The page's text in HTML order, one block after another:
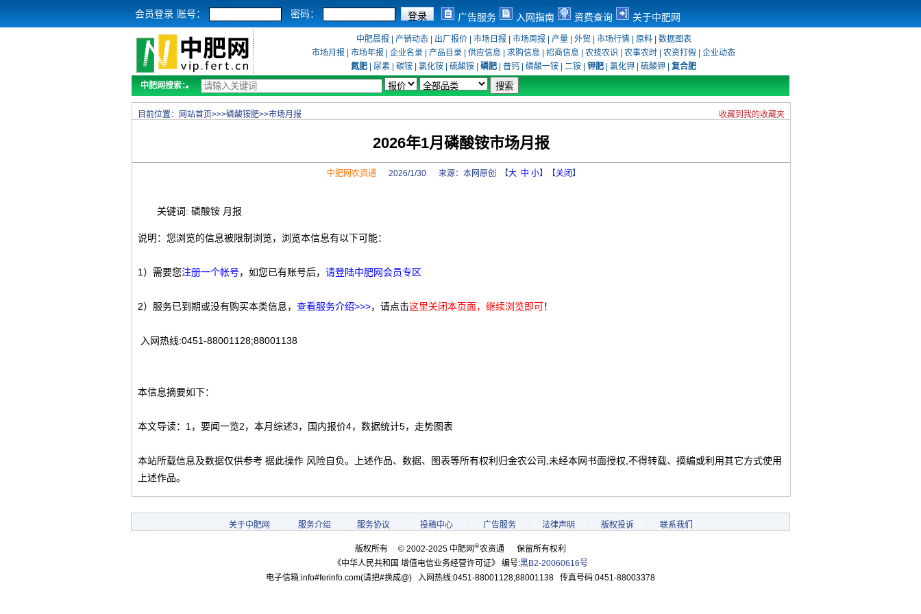
会员登录 账号： 密码： 广告服务 入网指南 资费查询 关于中肥网
中肥晨报 产销动态| 出厂报价| 市场日报 市场周报 产量| 外贸 市场行情| 原料| 数据图表
市场月报
市场年报 企业名录 产品目录 供应信息 求购信息 招商信息 农技农识 农事农时 农资打假
企业动态
氮肥
尿素 碳铵 氯化铵 硫酸铵 磷肥 普钙 磷酸一铵 二铵 钾肥 氯化钾 硫酸钾
复合肥
中肥网搜索：
目前位置： 网站首页>>>磷酸铵肥>>市场月报 收藏到我的收藏夹
2026年1月磷酸铵市场月报
中肥网农资通 2026/1/30 来源： 本网原创 【大 中 小】【关闭】
关键词: 磷酸铵 月报
说明：您浏览的信息被限制浏览，浏览本信息有以下可能：
1）需要您注册一个帐号，如您已有账号后， 请登陆中肥网会员专区
2）服务已到期或没有购买本类信息， 查看服务介绍>>>，请点击这里关闭本页面，继续浏览即可！
入网热线:0451-88001128;88001138
本信息摘要如下：
本文导读：1，要闻一览2，本月综述3，国内报价4，数据统计5，走势图表
本站所载信息及数据仅供参考 据此操作 风险自负。上述作品、数据、图表等所有权利归金农公司,未经本网书面授权,不得转载、摘编或利用其它方式使用
上述作品。
关于中肥网 - 服务介绍 - 服务协议 - 投稿中心 - 广告服务 - 法律声明 - 版权投诉 - 联系我们
版权所有 © 2002-2025 中肥网®农资通 保留所有权利
《中华人民共和国 增值电信业务经营许可证》 编号:黑B2-20060616号
电子信箱:info#ferinfo.com(请把#换成@) 入网热线:0451-88001128;88001138 传真号码:0451-88003378